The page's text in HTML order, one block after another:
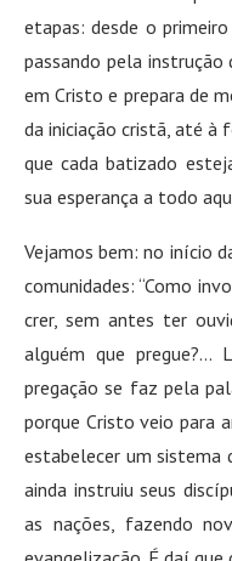
etapas: desde o
passando pela
em Cristo e prepara de
da iniciação cristã, até à
que cada batizado
sua esperança a todo
Vejamos bem: no início
comunidades: “Como
crer, sem antes ter
alguém que
pregação se faz pela
porque Cristo veio para
estabelecer um sistema
ainda instruiu seus
as nações, fazendo